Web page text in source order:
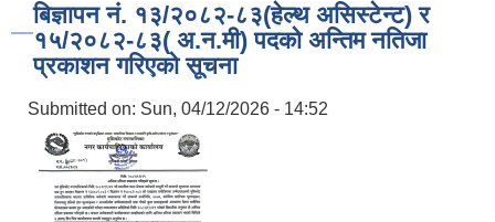
बिज्ञापन नं. १३/२०८२-८३(हेल्थ असिस्टेन्ट) र
१५/२०८२-८३( अ.न.मी) पदको अन्तिम नतिजा
प्रकाशन गरिएको सूचना
Submitted on: Sun, 04/12/2026 - 14:52